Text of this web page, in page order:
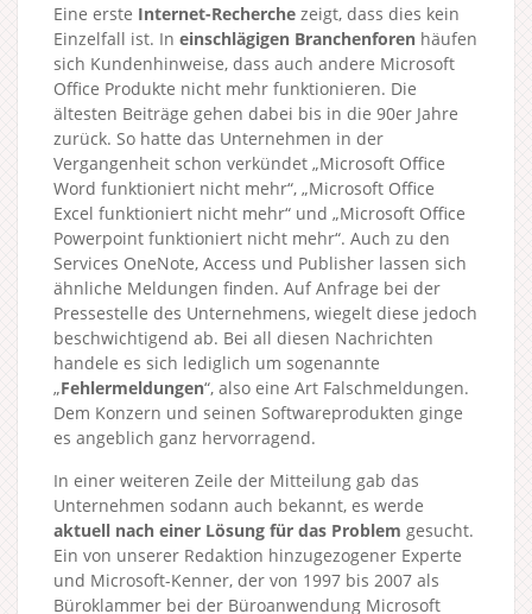
Eine erste Internet-Recherche zeigt, dass dies kein
Einzelfall ist. In einschlägigen Branchenforen häufen
sich Kundenhinweise, dass auch andere Microsoft
Office Produkte nicht mehr funktionieren. Die
ältesten Beiträge gehen dabei bis in die 90er Jahre
zurück. So hatte das Unternehmen in der
Vergangenheit schon verkündet „Microsoft Office
Word funktioniert nicht mehr“, „Microsoft Office
Excel funktioniert nicht mehr“ und „Microsoft Office
Powerpoint funktioniert nicht mehr“. Auch zu den
Services OneNote, Access und Publisher lassen sich
ähnliche Meldungen finden. Auf Anfrage bei der
Pressestelle des Unternehmens, wiegelt diese jedoch
beschwichtigend ab. Bei all diesen Nachrichten
handele es sich lediglich um sogenannte
„Fehlermeldungen“, also eine Art Falschmeldungen.
Dem Konzern und seinen Softwareprodukten ginge
es angeblich ganz hervorragend.
In einer weiteren Zeile der Mitteilung gab das
Unternehmen sodann auch bekannt, es werde
aktuell nach einer Lösung für das Problem gesucht.
Ein von unserer Redaktion hinzugezogener Experte
und Microsoft-Kenner, der von 1997 bis 2007 als
Büroklammer bei der Büroanwendung Microsoft